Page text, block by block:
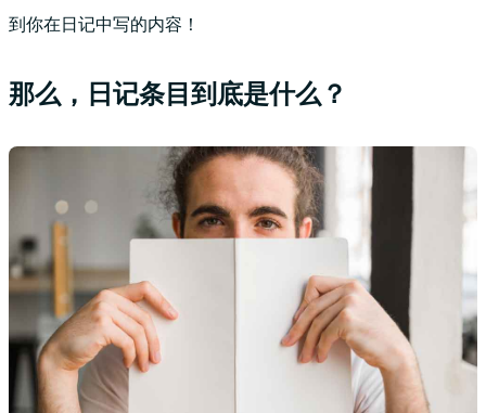
到你在日记中写的内容！
那么，日记条目到底是什么？